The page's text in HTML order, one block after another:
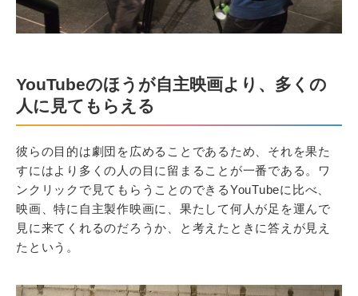
YouTubeのほうが自主映画より、多くの
人に見てもらえる
彼らの目的は劇団を広めることであるため、それを果た
すにはより多くの人の目に留まることが一番である。ワ
ンクリックで見てもらうことのできるYouTubeに比べ、
映画、特に自主製作映画に、果たして何人が足を運んで
見に来てくれるのだろうか、と考えたときに答えが見え
たという。